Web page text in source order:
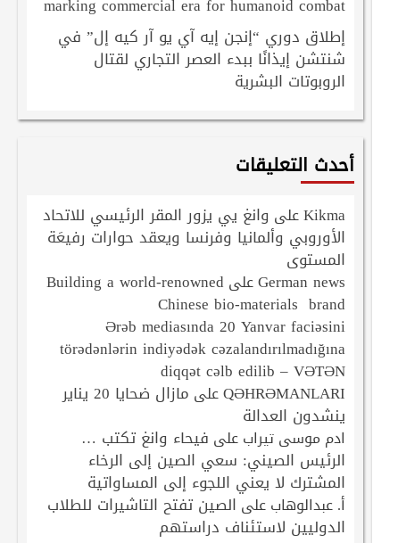
إطلاق دوري “إنجن إيه آي يو آر كيه إل” في
شنتشن إيذانًا ببدء العصر التجاري لقتال
الروبوتات البشرية
أحدث التعليقات
Kikmaعلى وانغ يي يزور المقر الرئيسي للاتحاد
الأوروبي وألمانيا وفرنسا ويعقد حوارات رفيعَة
المستوى
German newsعلى Building a world-renowned
Chinese bio-materials brand
Ərəb mediasında 20 Yanvar faciəsini
törədənlərin indiyədək cəzalandırılmadığına
diqqət cəlb edilib – VƏTƏN
QƏHRƏMANLARIعلى مازال ضحايا 20 يناير
ينشدون العدالة
ادم موسى تيرابعلى فيحاء وانغ تكتب …
الرئيس الصيني: سعي الصين إلى الرخاء
المشترك لا يعني اللجوء إلى المساواتية
أ. عبدالوهابعلى الصين تفتح التاشيرات للطلاب
الدوليين لاستئناف دراستهم